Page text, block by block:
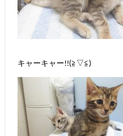
キャーキャー!!(≧▽≦)